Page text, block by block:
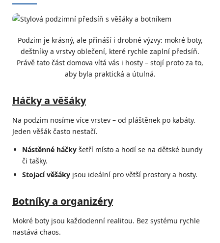
Podzim je krásný, ale přináší i drobné výzvy: mokré boty,
deštníky a vrstvy oblečení, které rychle zaplní předsíň.
Právě tato část domova vítá vás i hosty – stojí proto za to,
aby byla praktická a útulná.
Háčky a věšáky
Na podzim nosíme více vrstev – od pláštěnek po kabáty.
Jeden věšák často nestačí.
Nástěnné háčky šetří místo a hodí se na dětské bundy
či tašky.
Stojací věšáky jsou ideální pro větší prostory a hosty.
Botníky a organizéry
Mokré boty jsou každodenní realitou. Bez systému rychle
nastává chaos.